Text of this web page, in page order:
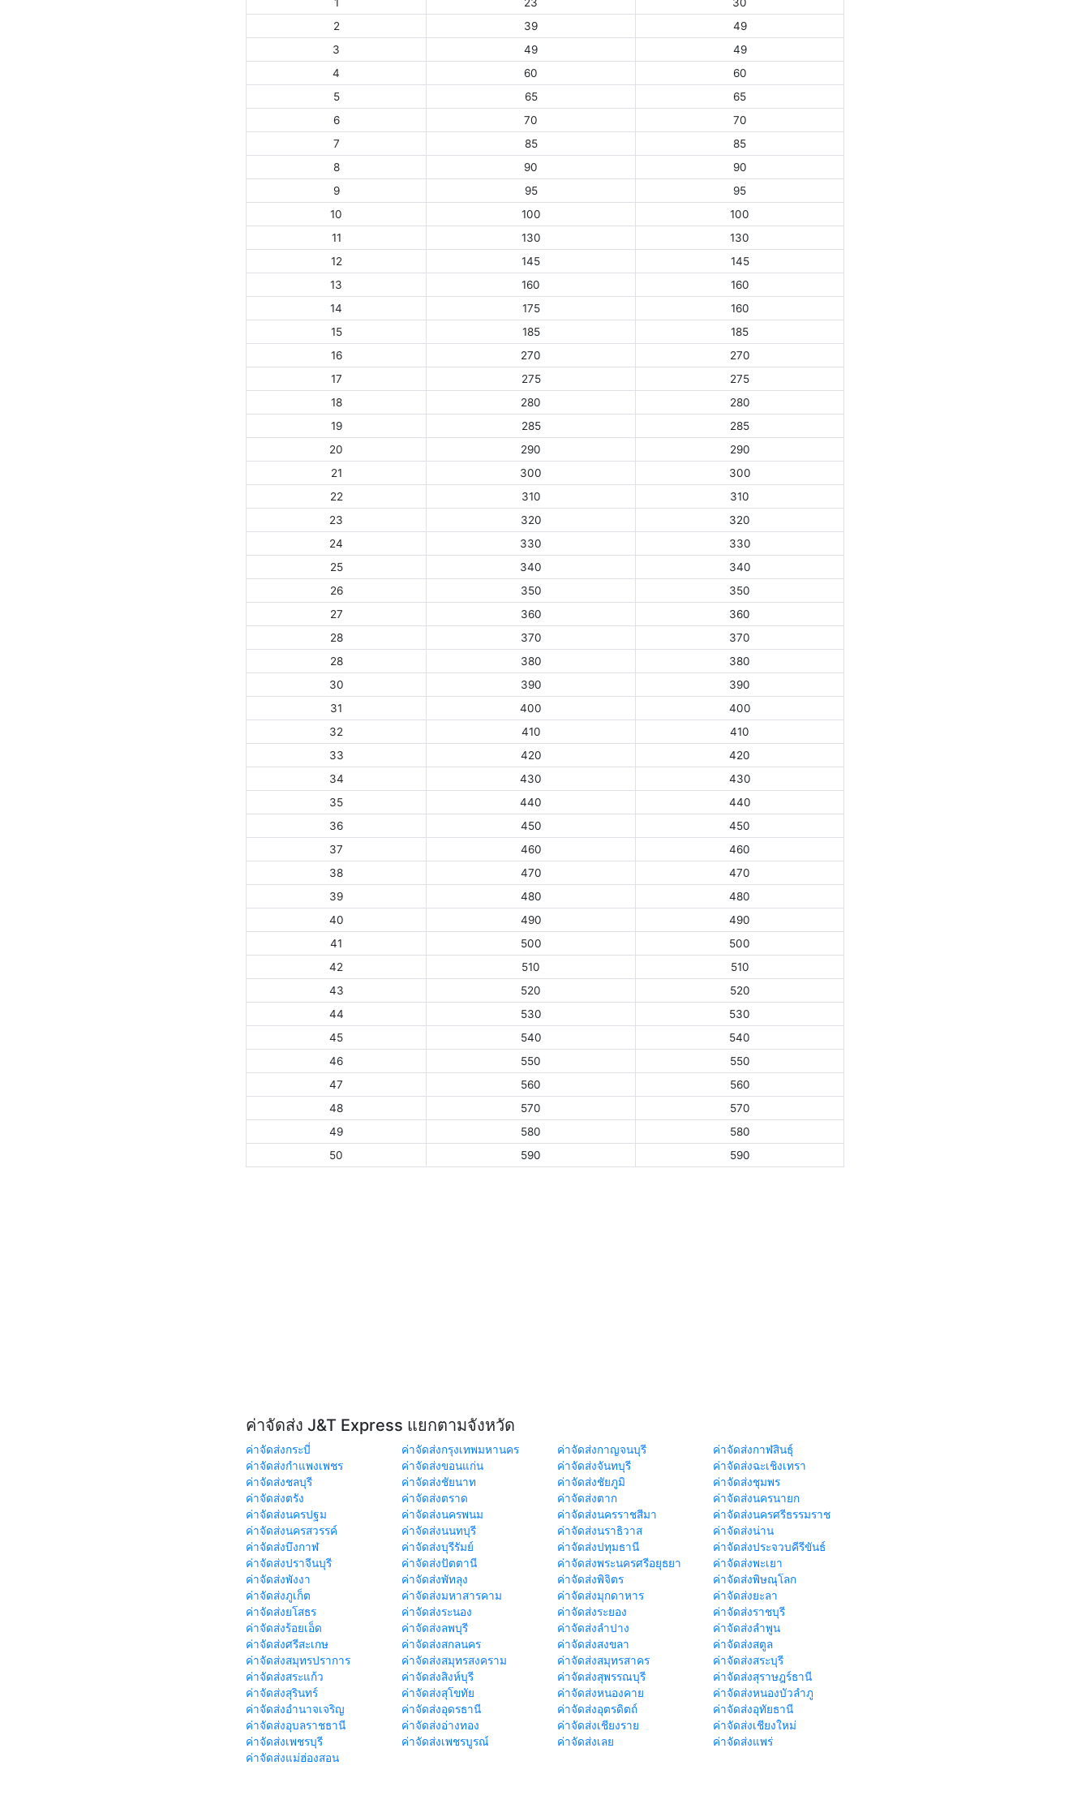
1
23
30
2
39
49
3
49
49
4
60
60
5
65
65
6
70
70
7
85
85
8
90
90
9
95
95
10
100
100
11
130
130
12
145
145
13
160
160
14
175
160
15
185
185
16
270
270
17
275
275
18
280
280
19
285
285
20
290
290
21
300
300
22
310
310
23
320
320
24
330
330
25
340
340
26
350
350
27
360
360
28
370
370
28
380
380
30
390
390
31
400
400
32
410
410
33
420
420
34
430
430
35
440
440
36
450
450
37
460
460
38
470
470
39
480
480
40
490
490
41
500
500
42
510
510
43
520
520
44
530
530
45
540
540
46
550
550
47
560
560
48
570
570
49
580
580
50
590 590
ค่าจัดส่ง J&T Express แยกตามจังหวัด
ค่าจัดส่งกระบี่ ค่าจัดส่งกรุงเทพมหานคร ค่าจัดส่งกาญจนบุรี
ค่าจัดส่งกาฬสินธุ์
ค่าจัดส่งกำแพงเพชร
ค่าจัดส่งขอนแก่น ค่าจัดส่งจันทบุรี
ค่าจัดส่งฉะเชิงเทรา
ค่าจัดส่งชลบุรี
ค่าจัดส่งชัยนาท ค่าจัดส่งชัยภูมิ
ค่าจัดส่งชุมพร
ค่าจัดส่งตรัง
ค่าจัดส่งตราด ค่าจัดส่งตาก
ค่าจัดส่งนครนายก
ค่าจัดส่งนครปฐม
ค่าจัดส่งนครพนม ค่าจัดส่งนครราชสีมา
ค่าจัดส่งนครศรีธรรมราช
ค่าจัดส่งนครสวรรค์
ค่าจัดส่งนนทบุรี ค่าจัดส่งนราธิวาส
ค่าจัดส่งน่าน
ค่าจัดส่งบึงกาฬ
ค่าจัดส่งบุรีรัมย์ ค่าจัดส่งปทุมธานี
ค่าจัดส่งประจวบคีรีขันธ์
ค่าจัดส่งปราจีนบุรี
ค่าจัดส่งปัตตานี ค่าจัดส่งพระนครศรีอยุธยา
ค่าจัดส่งพะเยา
ค่าจัดส่งพังงา
ค่าจัดส่งพัทลุง ค่าจัดส่งพิจิตร
ค่าจัดส่งพิษณุโลก
ค่าจัดส่งภูเก็ต
ค่าจัดส่งมหาสารคาม ค่าจัดส่งมุกดาหาร
ค่าจัดส่งยะลา
ค่าจัดส่งยโสธร
ค่าจัดส่งระนอง ค่าจัดส่งระยอง
ค่าจัดส่งราชบุรี
ค่าจัดส่งร้อยเอ็ด
ค่าจัดส่งลพบุรี ค่าจัดส่งลำปาง
ค่าจัดส่งลำพูน
ค่าจัดส่งศรีสะเกษ
ค่าจัดส่งสกลนคร ค่าจัดส่งสงขลา
ค่าจัดส่งสตูล
ค่าจัดส่งสมุทรปราการ
ค่าจัดส่งสมุทรสงคราม ค่าจัดส่งสมุทรสาคร
ค่าจัดส่งสระบุรี
ค่าจัดส่งสระแก้ว
ค่าจัดส่งสิงห์บุรี ค่าจัดส่งสุพรรณบุรี
ค่าจัดส่งสุราษฎร์ธานี
ค่าจัดส่งสุรินทร์
ค่าจัดส่งสุโขทัย ค่าจัดส่งหนองคาย
ค่าจัดส่งหนองบัวลำภู
ค่าจัดส่งอำนาจเจริญ
ค่าจัดส่งอุดรธานี ค่าจัดส่งอุตรดิตถ์
ค่าจัดส่งอุทัยธานี
ค่าจัดส่งอุบลราชธานี
ค่าจัดส่งอ่างทอง ค่าจัดส่งเชียงราย
ค่าจัดส่งเชียงใหม่
ค่าจัดส่งเพชรบุรี
ค่าจัดส่งเพชรบูรณ์ ค่าจัดส่งเลย
ค่าจัดส่งแพร่
ค่าจัดส่งแม่ฮ่องสอน